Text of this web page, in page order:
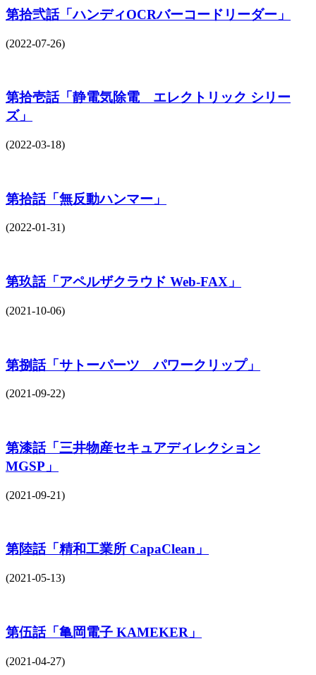
第拾弐話「ハンディOCRバーコードリーダー」
(2022-07-26)
第拾壱話「静電気除電 エレクトリック シリー
ズ」
(2022-03-18)
第拾話「無反動ハンマー」
(2022-01-31)
第玖話「アペルザクラウド Web-FAX」
(2021-10-06)
第捌話「サトーパーツ パワークリップ」
(2021-09-22)
第漆話「三井物産セキュアディレクション
MGSP」
(2021-09-21)
第陸話「精和工業所 CapaClean」
(2021-05-13)
第伍話「亀岡電子 KAMEKER」
(2021-04-27)